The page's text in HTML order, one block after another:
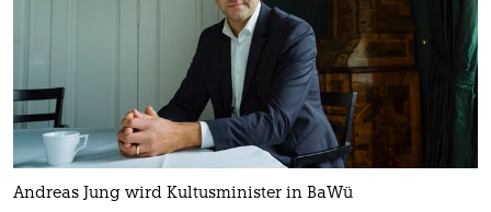
Andreas Jung wird Kultusminister in BaWü